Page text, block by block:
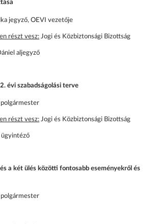
jegyző, OEVI vezetője
részt vesz: Jogi és Közbiztonsági Bizottság
aljegyző
évi szabadságolási terve
polgármester
részt vesz: Jogi és Közbiztonsági Bizottság
ügyintéző
a két ülés közötti fontosabb eseményekről és
polgármester